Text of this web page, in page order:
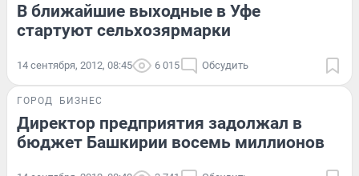
В ближайшие выходные в Уфе
стартуют сельхозярмарки
14 сентября, 2012, 08:45 6 015 Обсудить
ГОРОД БИЗНЕС
Директор предприятия задолжал в
бюджет Башкирии восемь миллионов